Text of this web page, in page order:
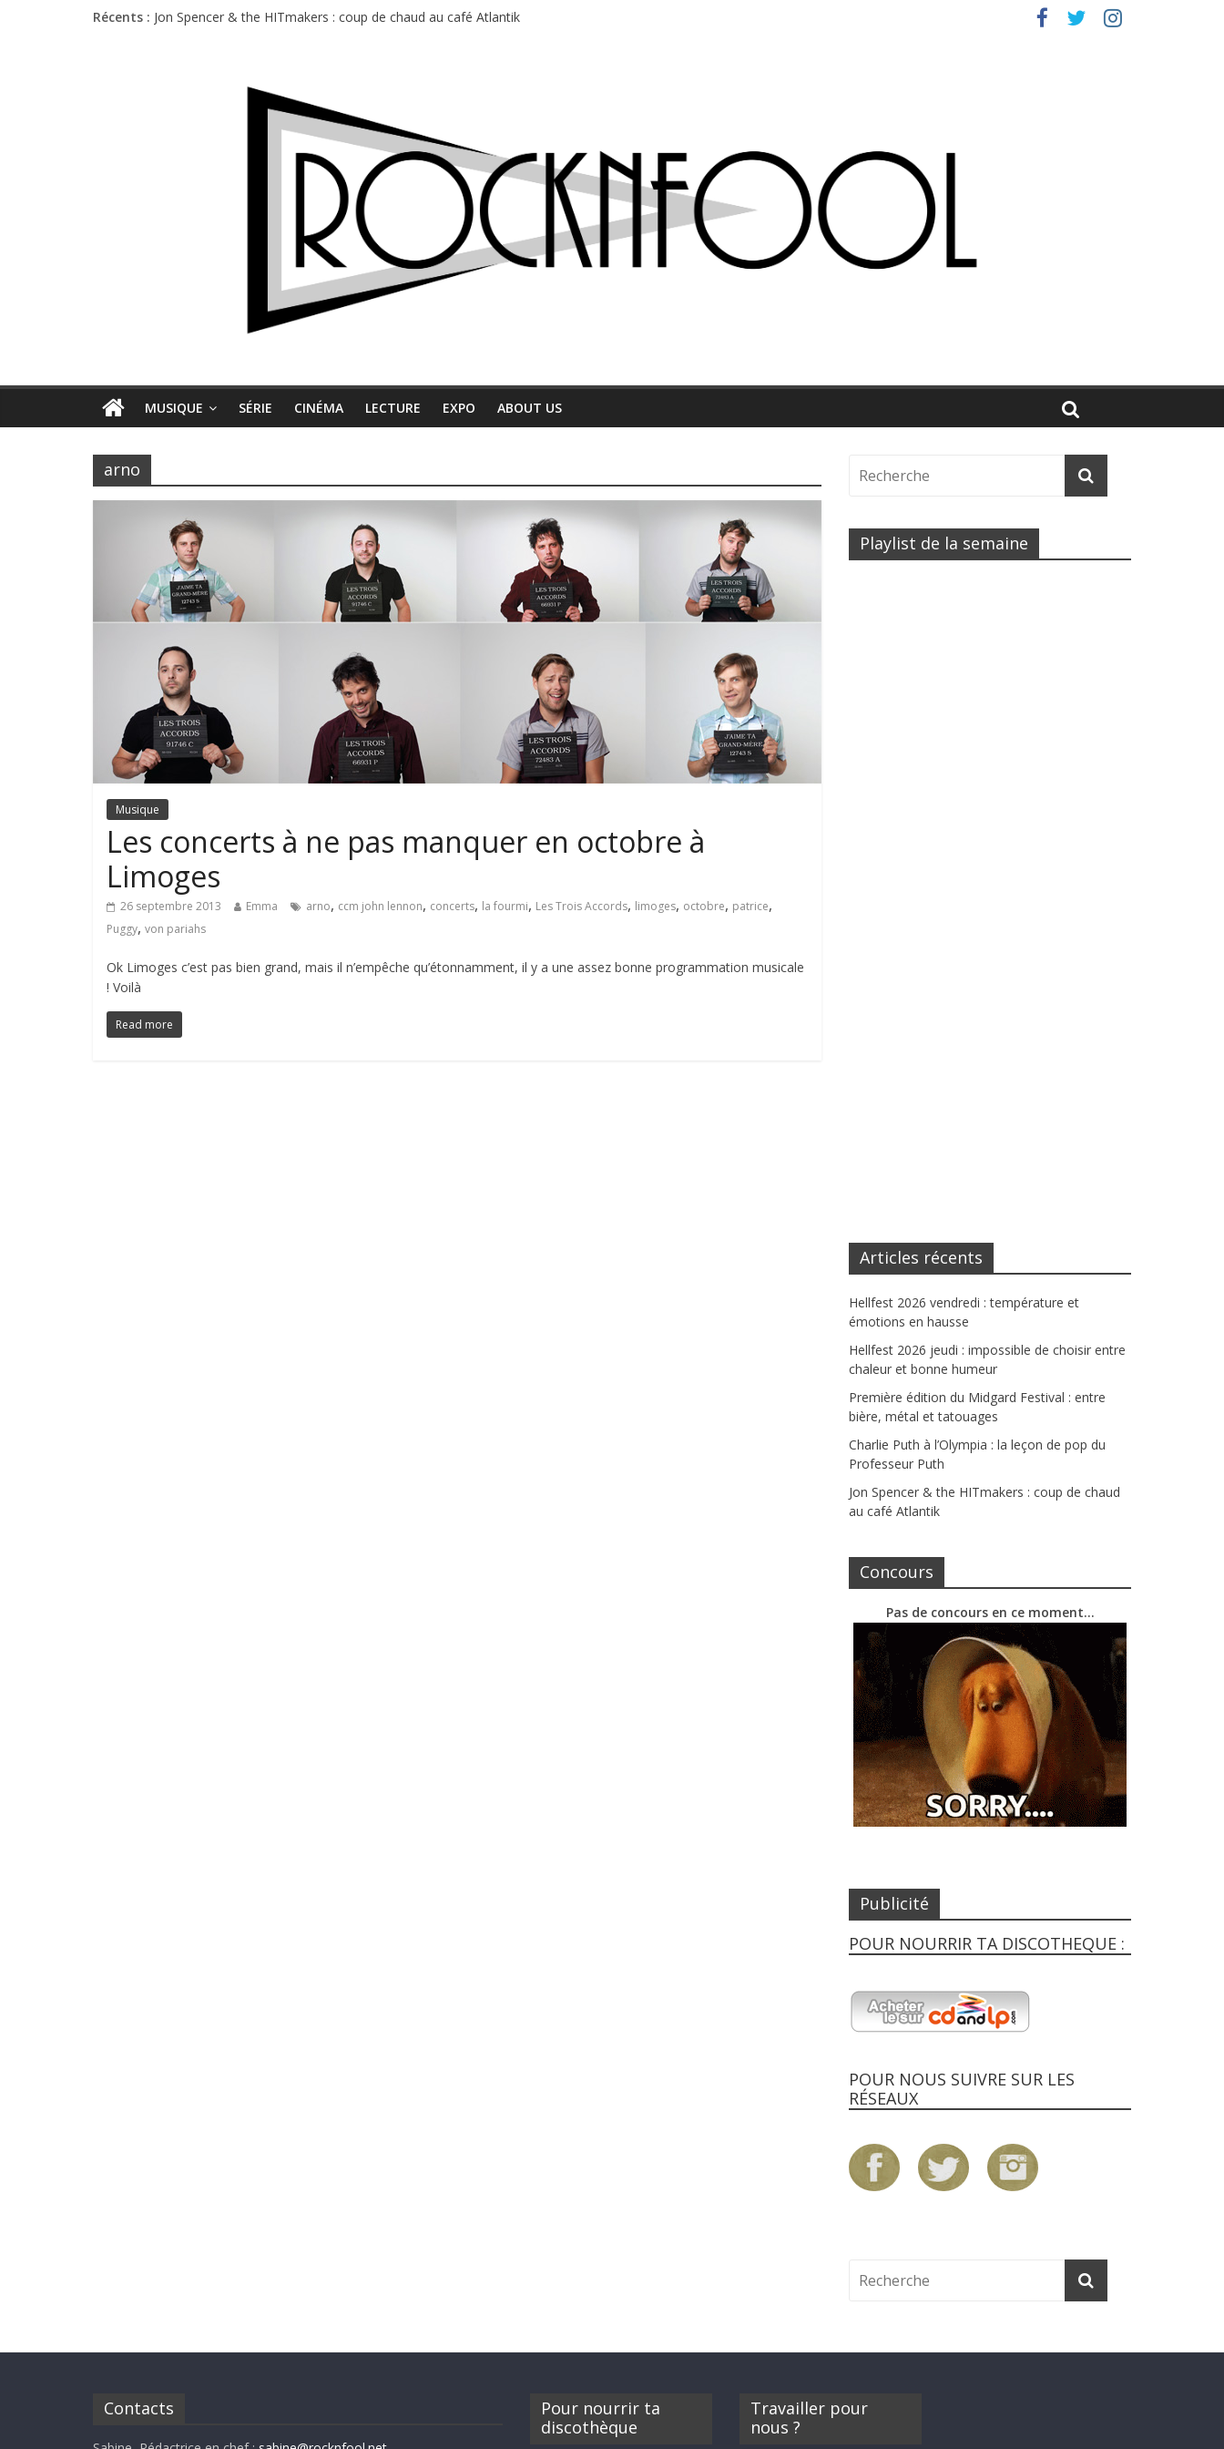
Récents : Jon Spencer & the HITmakers : coup de chaud au café Atlantik
Charlie Puth à l’Olympia : la leçon de pop du Professeur Puth
MUSIQUE SÉRIE CINÉMA LECTURE EXPO ABOUT US
arno
Musique
Les concerts à ne pas manquer en octobre à
Limoges
26 septembre 2013 Emma arno, ccm john lennon, concerts, la fourmi, Les Trois Accords, limoges, octobre, patrice,
Puggy, von pariahs
Ok Limoges c’est pas bien grand, mais il n’empêche qu’étonnamment, il y a une assez bonne programmation musicale
! Voilà
Read more
Playlist de la semaine
Articles récents
Hellfest 2026 vendredi : température et
émotions en hausse
Hellfest 2026 jeudi : impossible de choisir entre
chaleur et bonne humeur
Première édition du Midgard Festival : entre
bière, métal et tatouages
Charlie Puth à l’Olympia : la leçon de pop du
Professeur Puth
Jon Spencer & the HITmakers : coup de chaud
au café Atlantik
Concours
Pas de concours en ce moment…
Publicité
POUR NOURRIR TA DISCOTHEQUE :
POUR NOUS SUIVRE SUR LES
RÉSEAUX
Contacts
Pour nourrir ta
discothèque
Travailler pour
nous ?